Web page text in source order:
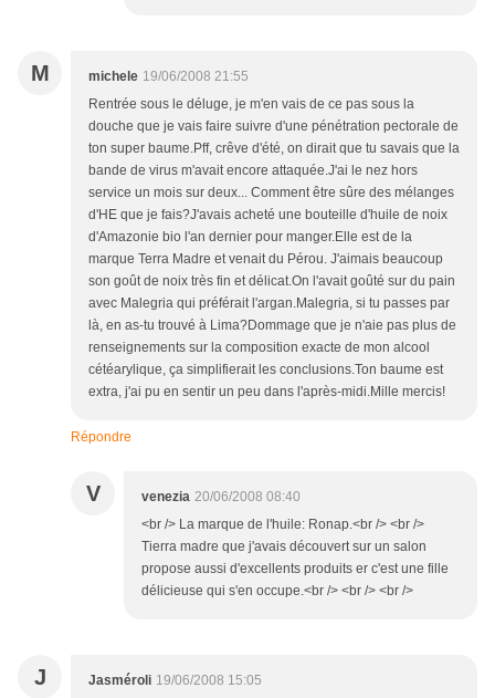
M michele 19/06/2008 21:55
Rentrée sous le déluge, je m'en vais de ce pas sous la
douche que je vais faire suivre d'une pénétration pectorale de
ton super baume.Pff, crêve d'été, on dirait que tu savais que la
bande de virus m'avait encore attaquée.J'ai le nez hors
service un mois sur deux... Comment être sûre des mélanges
d'HE que je fais?J'avais acheté une bouteille d'huile de noix
d'Amazonie bio l'an dernier pour manger.Elle est de la
marque Terra Madre et venait du Pérou. J'aimais beaucoup
son goût de noix très fin et délicat.On l'avait goûté sur du pain
avec Malegria qui préférait l'argan.Malegria, si tu passes par
là, en as-tu trouvé à Lima?Dommage que je n'aie pas plus de
renseignements sur la composition exacte de mon alcool
cétéarylique, ça simplifierait les conclusions.Ton baume est
extra, j'ai pu en sentir un peu dans l'après-midi.Mille mercis!
Répondre
V venezia 20/06/2008 08:40
<br /> La marque de l'huile: Ronap.<br /> <br />
Tierra madre que j'avais découvert sur un salon
propose aussi d'excellents produits er c'est une fille
délicieuse qui s'en occupe.<br /> <br /> <br />
J Jasméroli 19/06/2008 15:05